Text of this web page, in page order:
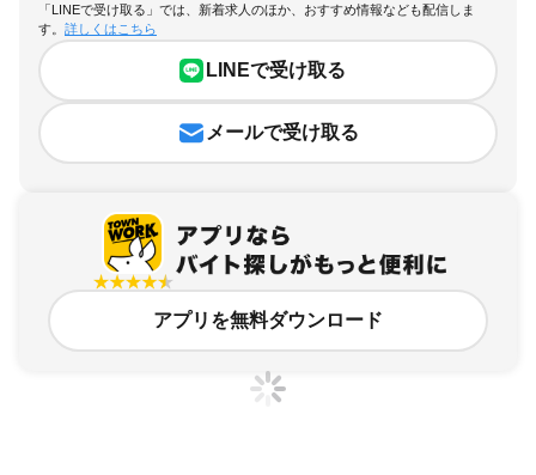
「LINEで受け取る」では、新着求人のほか、おすすめ情報なども配信しま
す。 詳しくはこちら
LINEで受け取る
メールで受け取る
アプリを無料ダウンロード